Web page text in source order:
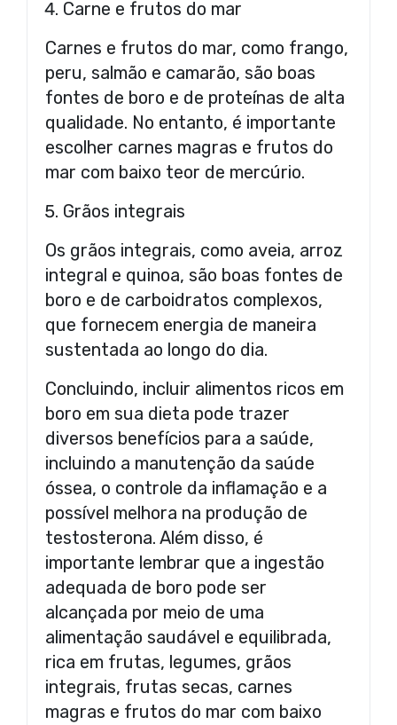
Carne e frutos do mar
Carnes e frutos do mar, como frango,
peru, salmão e camarão, são boas
fontes de boro e de proteínas de alta
qualidade. No entanto, é importante
escolher carnes magras e frutos do
mar com baixo teor de mercúrio.
Grãos integrais
Os grãos integrais, como aveia, arroz
integral e quinoa, são boas fontes de
boro e de carboidratos complexos,
que fornecem energia de maneira
sustentada ao longo do dia.
Concluindo, incluir alimentos ricos em
boro em sua dieta pode trazer
diversos benefícios para a saúde,
incluindo a manutenção da saúde
óssea, o controle da inflamação e a
possível melhora na produção de
testosterona. Além disso, é
importante lembrar que a ingestão
adequada de boro pode ser
alcançada por meio de uma
alimentação saudável e equilibrada,
rica em frutas, legumes, grãos
integrais, frutas secas, carnes
magras e frutos do mar com baixo